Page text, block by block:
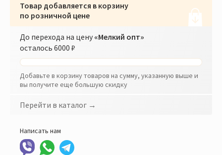
Товар добавляется в корзину
по розничной цене
До перехода на цену «Мелкий опт»
осталось 6000 ₽
Добавьте в корзину товаров на сумму, указанную выше и
вы получите еще большую скидку
Перейти в каталог →
Написать нам